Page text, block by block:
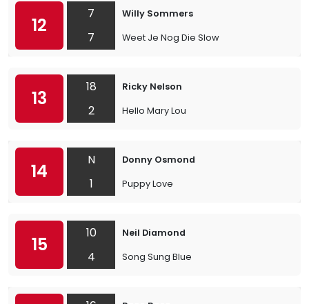
12
7
7
Willy Sommers
Weet Je Nog Die Slow
13
18
2
Ricky Nelson
Hello Mary Lou
14
N
1
Donny Osmond
Puppy Love
15
10
4
Neil Diamond
Song Sung Blue